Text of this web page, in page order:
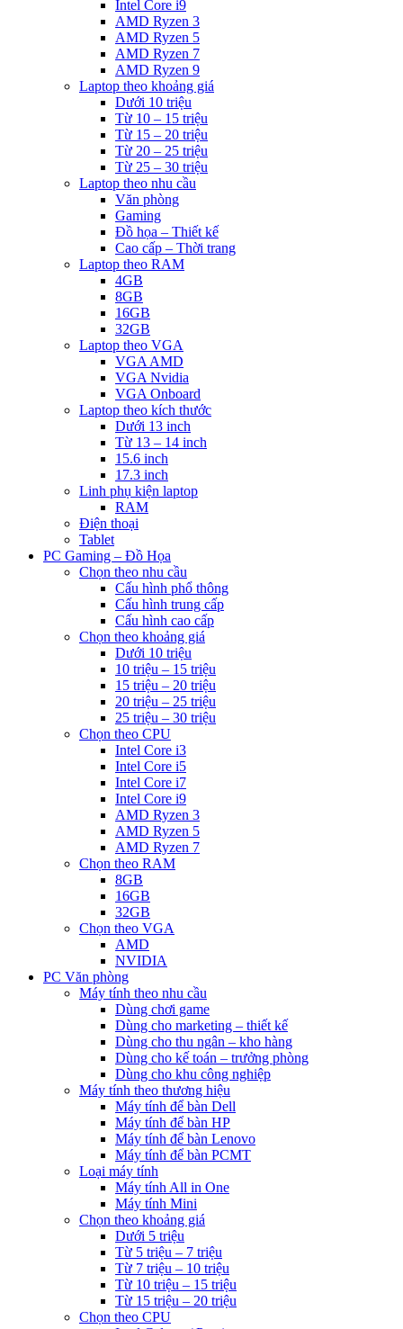
Intel Core i9
AMD Ryzen 3
AMD Ryzen 5
AMD Ryzen 7
AMD Ryzen 9
Laptop theo khoảng giá
Dưới 10 triệu
Từ 10 – 15 triệu
Từ 15 – 20 triệu
Từ 20 – 25 triệu
Từ 25 – 30 triệu
Laptop theo nhu cầu
Văn phòng
Gaming
Đồ họa – Thiết kế
Cao cấp – Thời trang
Laptop theo RAM
4GB
8GB
16GB
32GB
Laptop theo VGA
VGA AMD
VGA Nvidia
VGA Onboard
Laptop theo kích thước
Dưới 13 inch
Từ 13 – 14 inch
15.6 inch
17.3 inch
Linh phụ kiện laptop
RAM
Điện thoại
Tablet
PC Gaming – Đồ Họa
Chọn theo nhu cầu
Cấu hình phổ thông
Cấu hình trung cấp
Cấu hình cao cấp
Chọn theo khoảng giá
Dưới 10 triệu
10 triệu – 15 triệu
15 triệu – 20 triệu
20 triệu – 25 triệu
25 triệu – 30 triệu
Chọn theo CPU
Intel Core i3
Intel Core i5
Intel Core i7
Intel Core i9
AMD Ryzen 3
AMD Ryzen 5
AMD Ryzen 7
Chọn theo RAM
8GB
16GB
32GB
Chọn theo VGA
AMD
NVIDIA
PC Văn phòng
Máy tính theo nhu cầu
Dùng chơi game
Dùng cho marketing – thiết kế
Dùng cho thu ngân – kho hàng
Dùng cho kế toán – trưởng phòng
Dùng cho khu công nghiệp
Máy tính theo thương hiệu
Máy tính để bàn Dell
Máy tính để bàn HP
Máy tính để bàn Lenovo
Máy tính để bàn PCMT
Loại máy tính
Máy tính All in One
Máy tính Mini
Chọn theo khoảng giá
Dưới 5 triệu
Từ 5 triệu – 7 triệu
Từ 7 triệu – 10 triệu
Từ 10 triệu – 15 triệu
Từ 15 triệu – 20 triệu
Chọn theo CPU